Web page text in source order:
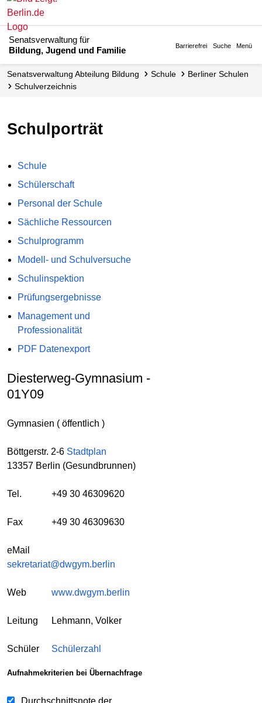
Senatsverwaltung für
Bildung, Jugend und Familie
Barrierefrei Suche Menü
Senats­verwaltung Abteilung Bildung Schule
Berliner Schulen
Schul­verzeichnis
Schulporträt
Schule
Schülerschaft
Personal der Schule
Sächliche Ressourcen
Schulprogramm
Modell- und Schulversuche
Schulinspektion
Prüfungsergebnisse
Management und
Professionalität
PDF Datenexport
Diesterweg-Gymnasium -
01Y09
Gymnasien ( öffentlich )
Böttgerstr. 2-6 Stadtplan
13357 Berlin (Gesundbrunnen)
Tel. +49 30 46309620
Fax +49 30 46309630
eMail
sekretariat@dwgym.berlin
Web www.dwgym.berlin
Leitung Lehmann, Volker
Schüler Schülerzahl
Aufnahmekriterien bei Übernachfrage
Durchschnittsnote der